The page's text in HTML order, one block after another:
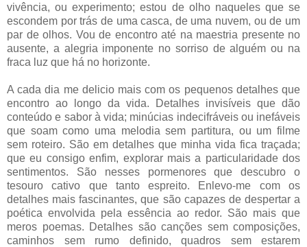
vivência, ou experimento; estou de olho naqueles que se
escondem por trás de uma casca, de uma nuvem, ou de um
par de olhos. Vou de encontro até na maestria presente no
ausente, a alegria imponente no sorriso de alguém ou na
fraca luz que há no horizonte.
A cada dia me delicio mais com os pequenos detalhes que
encontro ao longo da vida. Detalhes invisíveis que dão
conteúdo e sabor à vida; minúcias indecifráveis ou inefáveis
que soam como uma melodia sem partitura, ou um filme
sem roteiro. São em detalhes que minha vida fica traçada;
que eu consigo enfim, explorar mais a particularidade dos
sentimentos. São nesses pormenores que descubro o
tesouro cativo que tanto espreito. Enlevo-me com os
detalhes mais fascinantes, que são capazes de despertar a
poética envolvida pela essência ao redor. São mais que
meros poemas. Detalhes são canções sem composições,
caminhos sem rumo definido, quadros sem estarem